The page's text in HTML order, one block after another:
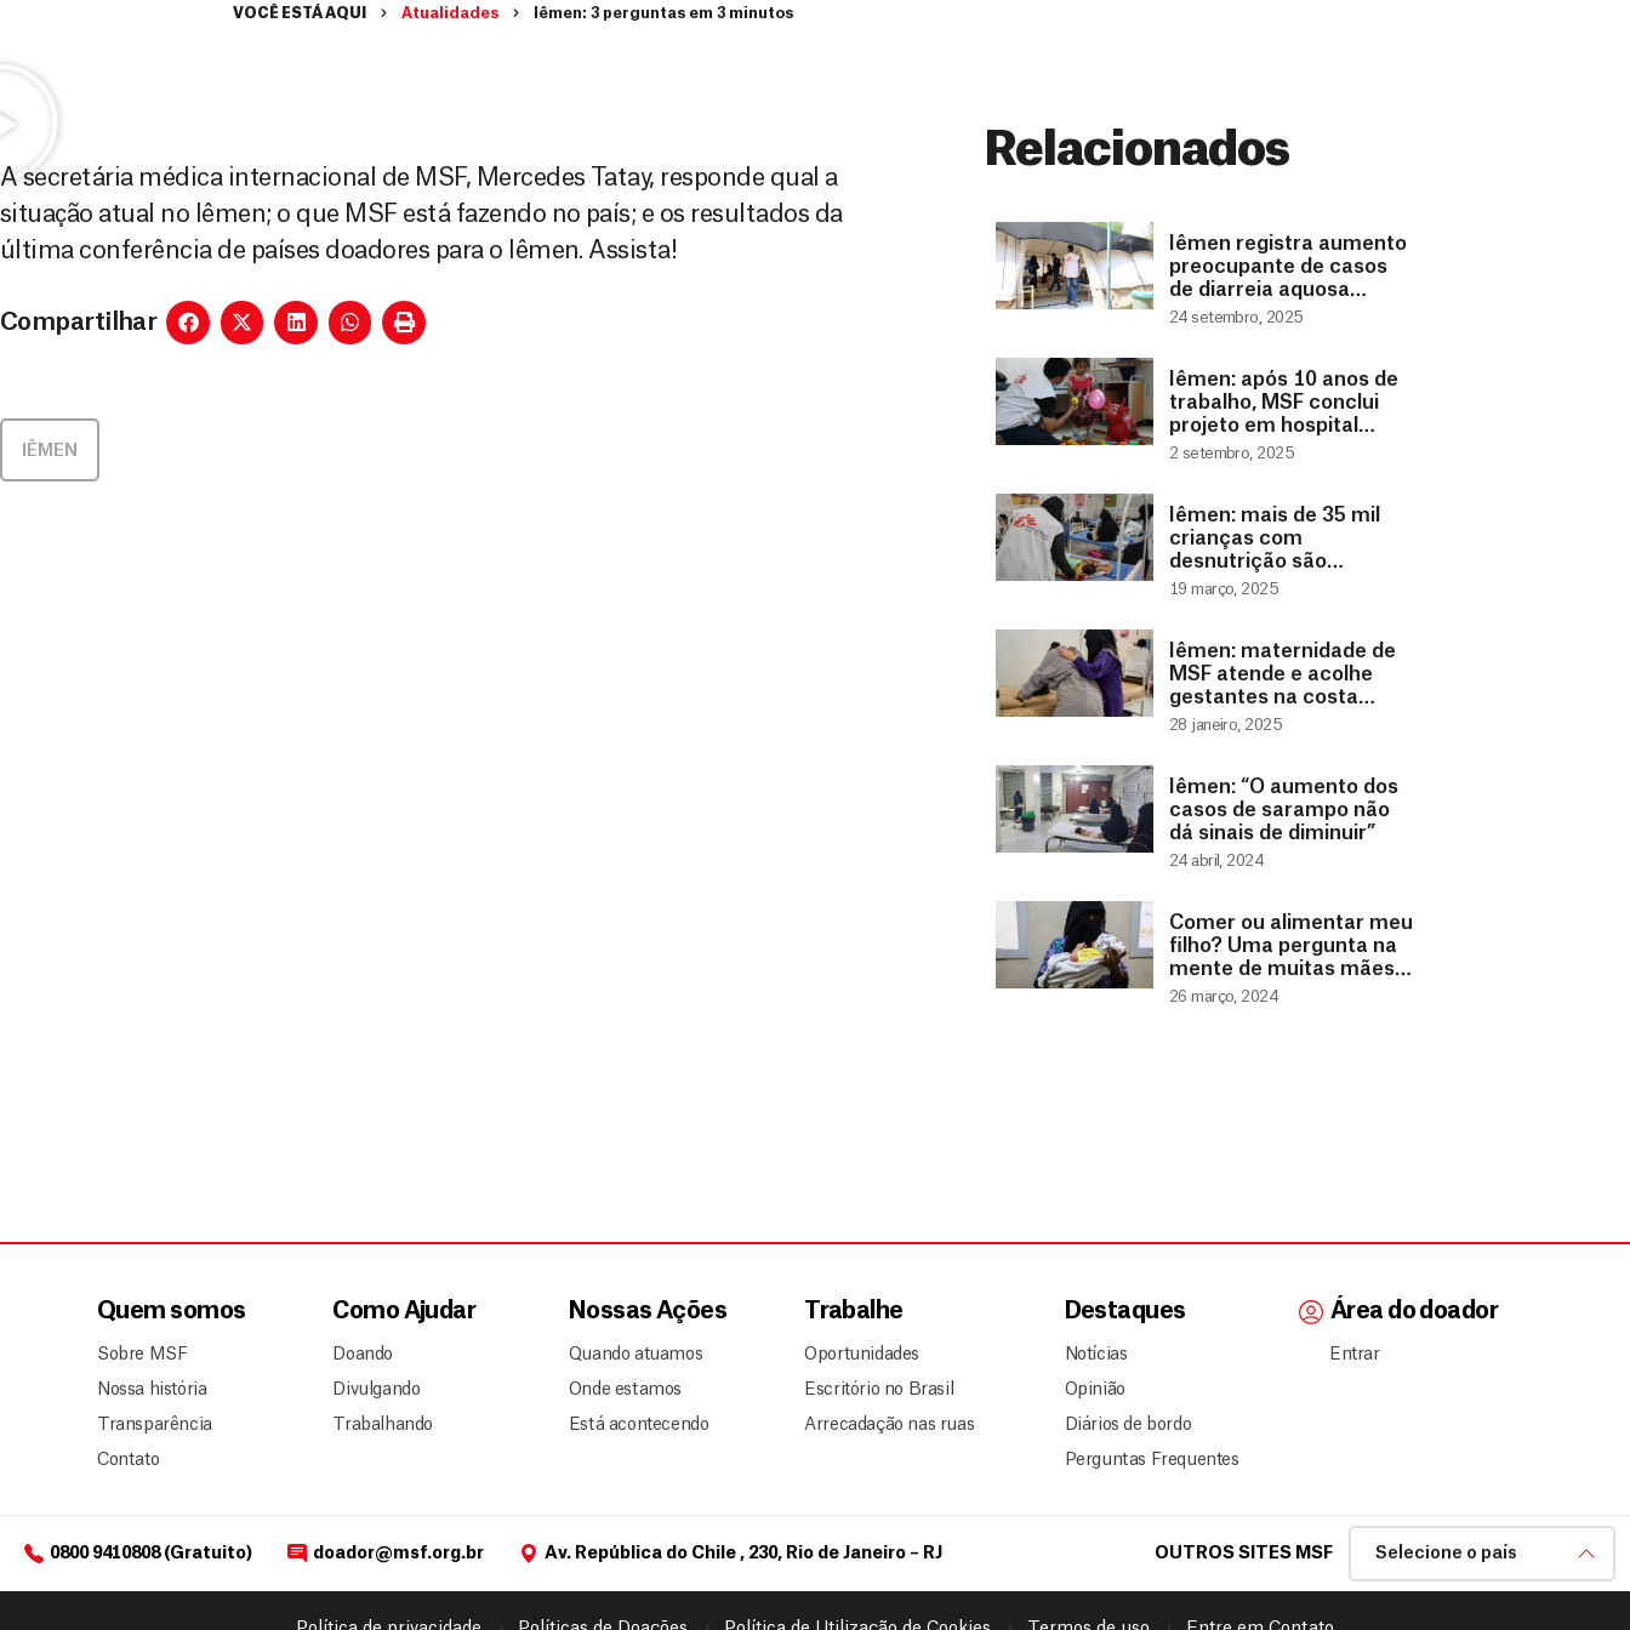
VOCÊ ESTÁ AQUI Atualidades Iêmen: 3 perguntas em 3 minutos
A secretária médica internacional de MSF, Mercedes Tatay, responde qual a
situação atual no Iêmen; o que MSF está fazendo no país; e os resultados da
última conferência de países doadores para o Iêmen. Assista!
Compartilhar
IÊMEN
Relacionados
Iêmen registra aumento
preocupante de casos
de diarreia aquosa
aguda
24 setembro, 2025
Iêmen: após 10 anos de
trabalho, MSF conclui
projeto em hospital
materno-infantil
2 setembro, 2025
Iêmen: mais de 35 mil
crianças com
desnutrição são
tratadas em instalações
19 março, 2025
Iêmen: maternidade de
MSF atende e acolhe
gestantes na costa
oeste do país
28 janeiro, 2025
Iêmen: “O aumento dos
casos de sarampo não
dá sinais de diminuir”
24 abril, 2024
Comer ou alimentar meu
filho? Uma pergunta na
mente de muitas mães
no Iêmen
26 março, 2024
Quem somos
Sobre MSF
Nossa história
Transparência
Contato
Como Ajudar
Doando
Divulgando
Trabalhando
Nossas Ações
Quando atuamos
Onde estamos
Está acontecendo
Trabalhe
Oportunidades
Escritório no Brasil
Arrecadação nas ruas
Destaques
Notícias
Opinião
Diários de bordo
Perguntas Frequentes
Área do doador
Entrar
0800 9410808 (Gratuito) doador@msf.org.br Av. República do Chile , 230, Rio de Janeiro – RJ OUTROS SITES MSF Selecione o país